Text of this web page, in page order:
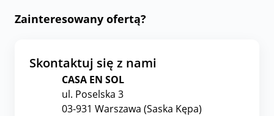
Zainteresowany ofertą?
Skontaktuj się z nami
CASA EN SOL
ul. Poselska 3
03-931 Warszawa (Saska Kępa)